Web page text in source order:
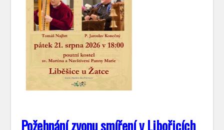
Požehnání zvonu smíření v Libořicích